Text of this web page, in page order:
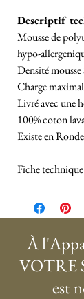
Descriptif
Mousse de
hypo-
Densité
Charge
Livré avec une
100% coton
Existe en
Fiche
À
VOTRE
est